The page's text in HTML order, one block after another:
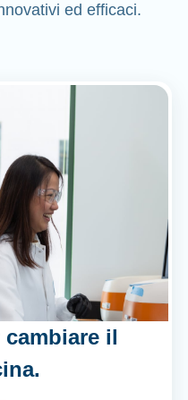
ed efficaci.
il